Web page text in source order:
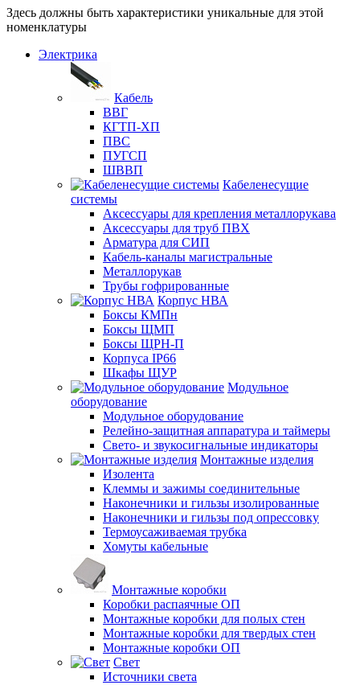
Здесь должны быть характеристики уникальные для этой
номенклатуры
Электрика
Кабель
ВВГ
КГТП-ХП
ПВС
ПУГСП
ШВВП
Кабеленесущие
системы
Аксессуары для крепления металлорукава
Аксессуары для труб ПВХ
Арматура для СИП
Кабель-каналы магистральные
Металлорукав
Трубы гофрированные
Корпус НВА
Боксы КМПн
Боксы ЩМП
Боксы ЩРН-П
Корпуса IP66
Шкафы ЩУР
Модульное
оборудование
Модульное оборудование
Релейно-защитная аппаратура и таймеры
Свето- и звукосигнальные индикаторы
Монтажные изделия
Изолента
Клеммы и зажимы соединительные
Наконечники и гильзы изолированные
Наконечники и гильзы под опрессовку
Термоусаживаемая трубка
Хомуты кабельные
Монтажные коробки
Коробки распаячные ОП
Монтажные коробки для полых стен
Монтажные коробки для твердых стен
Монтажные коробки ОП
Свет
Источники света